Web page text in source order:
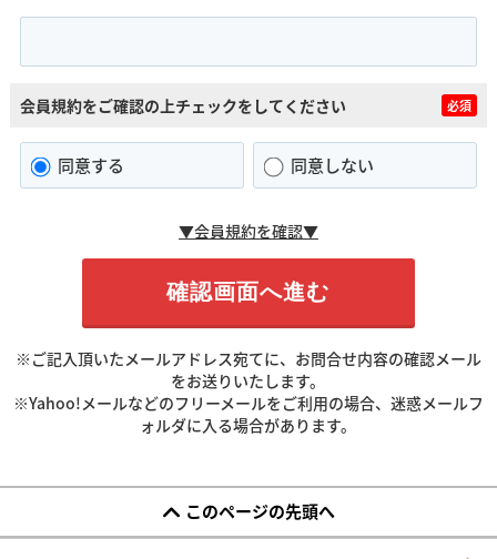
会員規約をご確認の上チェックをしてください 必須
同意する 同意しない
▼会員規約を確認▼
※ご記入頂いたメールアドレス宛てに、お問合せ内容の確認メール
をお送りいたします。
※Yahoo!メールなどのフリーメールをご利用の場合、迷惑メールフ
ォルダに入る場合があります。
このページの先頭へ